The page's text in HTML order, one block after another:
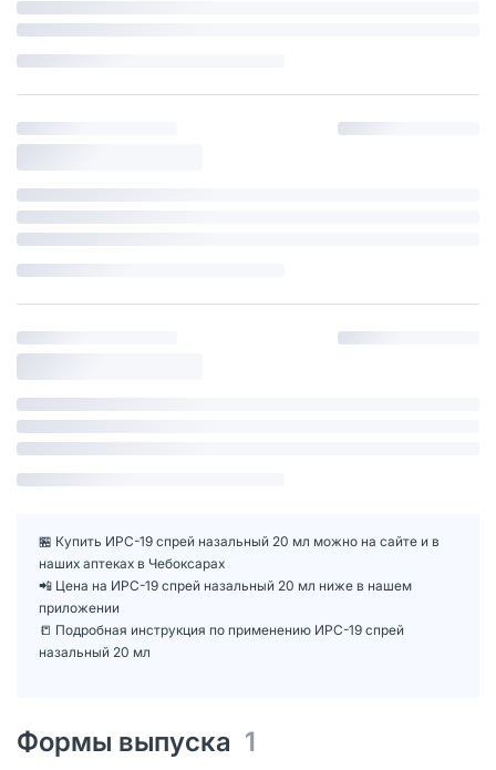
🏪 Купить ИРС-19 спрей назальный 20 мл можно на сайте и в
наших аптеках в Чебоксарах
📲 Цена на ИРС-19 спрей назальный 20 мл ниже в нашем
приложении
📒 Подробная инструкция по применению ИРС-19 спрей
назальный 20 мл
Формы выпуска 1